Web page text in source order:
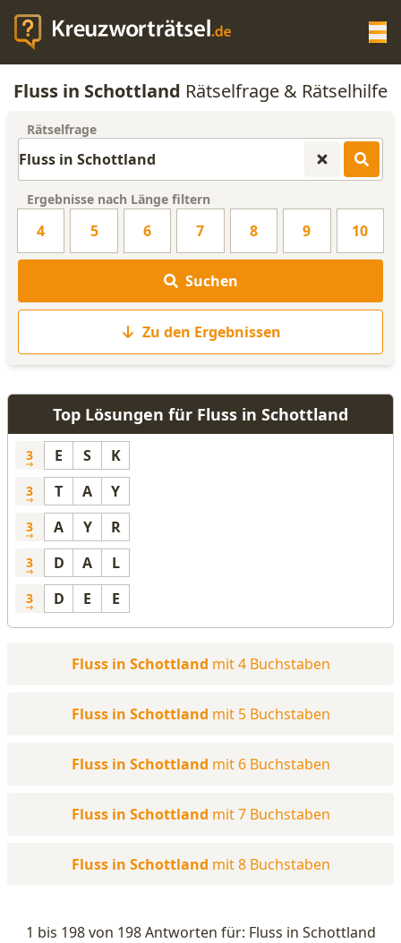
KREUZWORTRÄTSEL-HILFE
WORTLISTE
Fluss in Schottland Rätselfrage & Rätselhilfe
Rätselfrage
Ergebnisse nach Länge filtern
4 5 6 7 8 9 10
Suchen
Zu den Ergebnissen
Top Lösungen für Fluss in Schottland
3 E S K
3 T A Y
3 A Y R
3 D A L
3 D E E
Fluss in Schottland mit 4 Buchstaben
Fluss in Schottland mit 5 Buchstaben
Fluss in Schottland mit 6 Buchstaben
Fluss in Schottland mit 7 Buchstaben
Fluss in Schottland mit 8 Buchstaben
1 bis 198 von 198 Antworten für: Fluss in Schottland